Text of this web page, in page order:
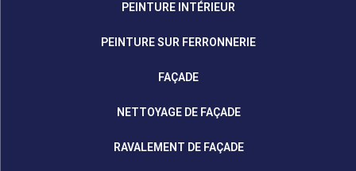
PEINTURE INTÉRIEUR
PEINTURE SUR FERRONNERIE
FAÇADE
NETTOYAGE DE FAÇADE
RAVALEMENT DE FAÇADE